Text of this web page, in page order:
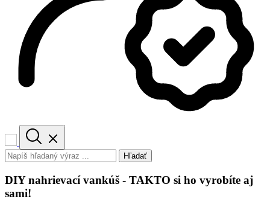
Hľadať
DIY nahrievací vankúš - TAKTO si ho vyrobíte aj
sami!